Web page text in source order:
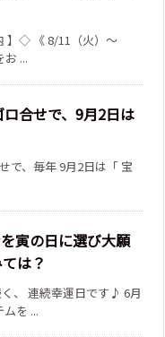
】◇ 《 8/11（火）～
...
ロ合せで、9月2日は
で、毎年 9月2日は「 宝
寅の日に選び大願
は？
、 連続幸運日です♪ 6月
を ...